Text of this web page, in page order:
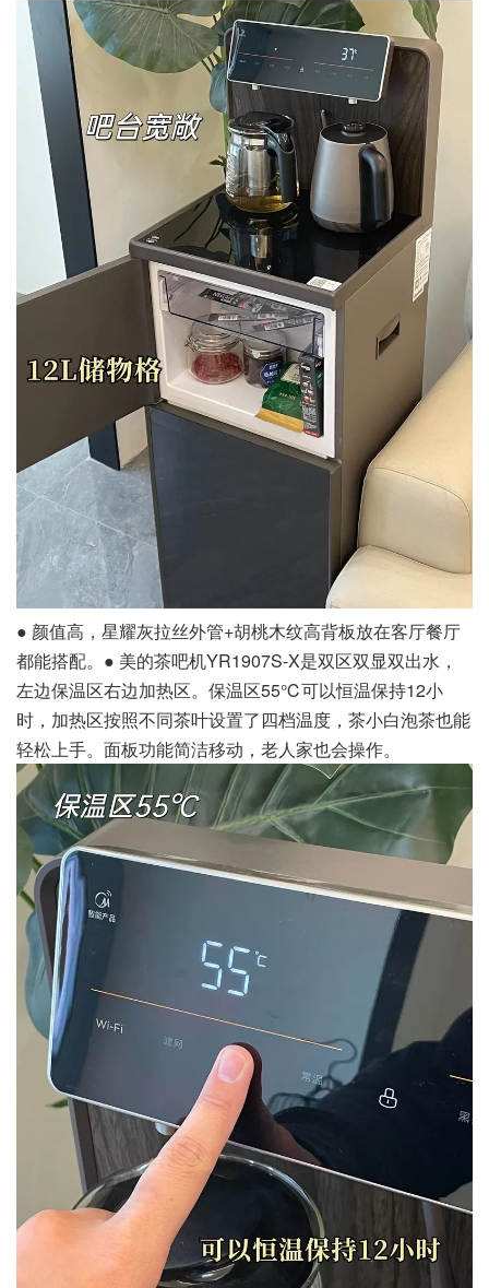
● 颜值高，星耀灰拉丝外管+胡桃木纹高背板放在客厅餐厅
都能搭配。● 美的茶吧机YR1907S-X是双区双显双出水，
左边保温区右边加热区。保温区55℃可以恒温保持12小
时，加热区按照不同茶叶设置了四档温度，茶小白泡茶也能
轻松上手。面板功能简洁移动，老人家也会操作。